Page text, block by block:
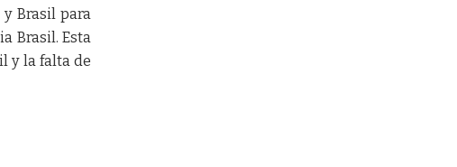
Brasil para
Brasil. Esta
y la falta de